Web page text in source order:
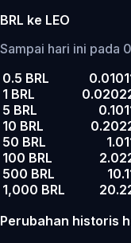
BRL ke LEO
Sampai hari ini pada
0.5 BRL
1 BRL
5 BRL
10 BRL
50 BRL
100 BRL
500 BRL
1,000 BRL
Perubahan historis